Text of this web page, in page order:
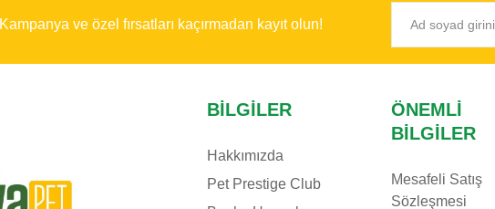
Kampanya ve özel fırsatları kaçırmadan kayıt olun!
BILGILER
Hakkımızda
Pet Prestige Club
ÖNEMLI
BILGILER
Mesafeli Satış
Sözleşmesi